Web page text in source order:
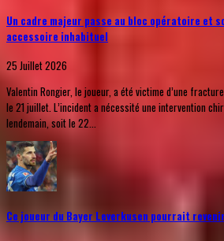
Un cadre majeur passe au bloc opératoire et
accessoire inhabituel
25 Juillet 2026
Valentin Rongier, le joueur, a été victime d’une
le 21 juillet. L’incident a nécessité une intervention
lendemain, soit le 22...
Ce joueur du Bayer Leverkusen pourrait